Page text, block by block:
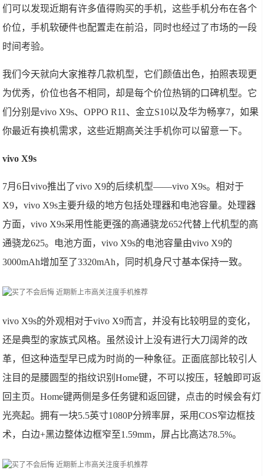
们可以发现近期有许多值得购买的手机，这些手机分布在各个
价位，手机软硬件也配置走在前沿，同时也经过了市场的一段
时间考验。
我们今天就向大家推荐几款机型，它们颜值出色，拍照表现更
为优秀，价位也各不相同，却是每个价位热销的口碑机型。它
们分别是vivo X9s、OPPO R11、金立S10以及华为畅享7，如果
你最近有换机需求，这些近期高关注手机你可以留意一下。
vivo X9s
7月6日vivo推出了vivo X9的后续机型——vivo X9s。相对于
X9，vivo X9s主要升级的地方包括处理器和电池容量。处理器
方面，vivo X9s采用性能更强的高通骁龙652代替上代机型的高
通骁龙625。电池方面，vivo X9s的电池容量由vivo X9的
3000mAh增加至了3320mAh，同时机身尺寸基本保持一致。
vivo X9s的外观相对于vivo X9而言，并没有比较明显的变化，
还是典型的家族式风格。虽然设计上没有进行大刀阔斧的改
革，但这种造型早已成为时尚的一种象征。正面底部比较引人
注目的是腰圆型的指纹识别Home键，不可以按压，轻触即可返
回主页。Home键两侧是多任务键和返回键，点击的时候会有灯
光亮起。拥有一块5.5英寸1080P分辨率屏，采用COS窄边框技
术，白边+黑边整体边框窄至1.59mm，屏占比高达78.5%。